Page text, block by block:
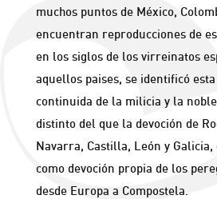
muchos puntos de México,
encuentran reproducciones de
en los siglos de los virreinatos
aquellos paises, se identificó
continuida de la milicia y la
distinto del que la devoción de
Navarra, Castilla, León y Galicia,
como devoción propia de los
desde Europa a Compostela.